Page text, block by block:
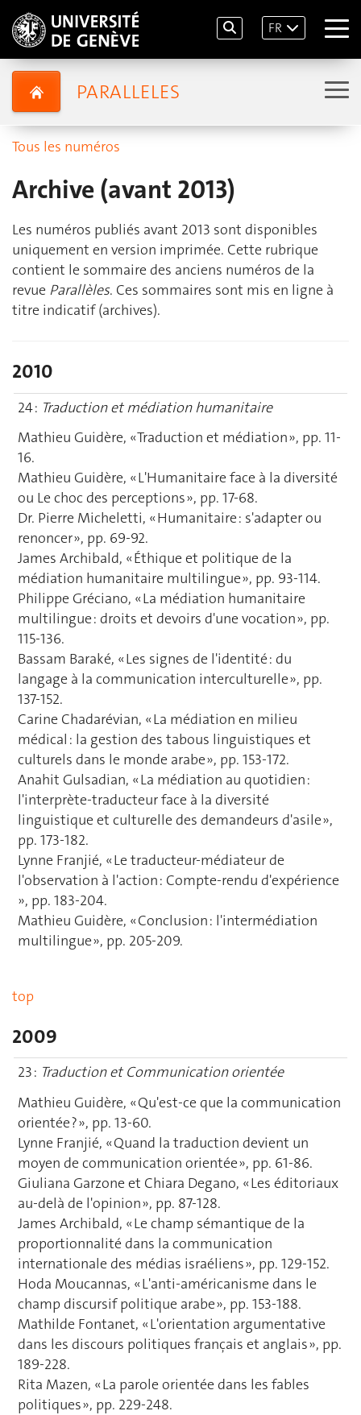
FR
PARALLELES
Tous les numéros
Archive (avant 2013)
Les numéros publiés avant 2013 sont disponibles
uniquement en version imprimée. Cette rubrique
contient le sommaire des anciens numéros de la
revue Parallèles. Ces sommaires sont mis en ligne à
titre indicatif (archives).
2010
24 : Traduction et médiation humanitaire
Mathieu Guidère, « Traduction et médiation », pp. 11-
16.
Mathieu Guidère, « L'Humanitaire face à la diversité
ou Le choc des perceptions », pp. 17-68.
Dr. Pierre Micheletti, « Humanitaire : s'adapter ou
renoncer », pp. 69-92.
James Archibald, « Éthique et politique de la
médiation humanitaire multilingue », pp. 93-114.
Philippe Gréciano, « La médiation humanitaire
multilingue : droits et devoirs d'une vocation », pp.
115-136.
Bassam Baraké, « Les signes de l'identité : du
langage à la communication interculturelle », pp.
137-152.
Carine Chadarévian, « La médiation en milieu
médical : la gestion des tabous linguistiques et
culturels dans le monde arabe », pp. 153-172.
Anahit Gulsadian, « La médiation au quotidien :
l'interprète-traducteur face à la diversité
linguistique et culturelle des demandeurs d'asile »,
pp. 173-182.
Lynne Franjié, « Le traducteur-médiateur de
l'observation à l'action : Compte-rendu d'expérience
», pp. 183-204.
Mathieu Guidère, « Conclusion : l'intermédiation
multilingue », pp. 205-209.
top
2009
23 : Traduction et Communication orientée
Mathieu Guidère, « Qu'est-ce que la communication
orientée ? », pp. 13-60.
Lynne Franjié, « Quand la traduction devient un
moyen de communication orientée », pp. 61-86.
Giuliana Garzone et Chiara Degano, « Les éditoriaux
au-delà de l'opinion », pp. 87-128.
James Archibald, « Le champ sémantique de la
proportionnalité dans la communication
internationale des médias israéliens », pp. 129-152.
Hoda Moucannas, « L'anti-américanisme dans le
champ discursif politique arabe », pp. 153-188.
Mathilde Fontanet, « L'orientation argumentative
dans les discours politiques français et anglais », pp.
189-228.
Rita Mazen, « La parole orientée dans les fables
politiques », pp. 229-248.